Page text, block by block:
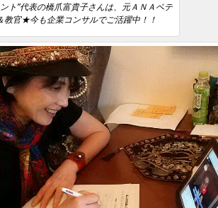
ト”代表の橋爪富貴子さんは、元ＡＮＡベテ
教官★今も企業コンサルでご活躍中！！